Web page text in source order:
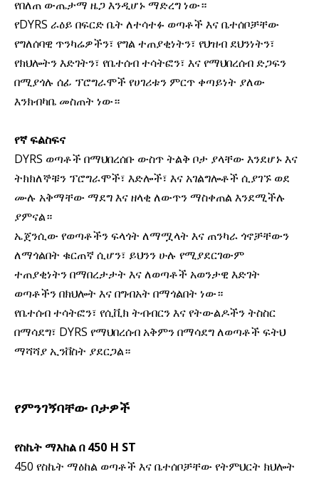
የበለጠ ውጤታማ ዜጋ እንዲሆኑ ማድረግ ነው።
የDYRS ራዕይ በፍርድ ቤት ለተሳተፉ ወጣቶች እና ቤተሰቦቻቸው
የግለሰባዊ ጥንካሬዎችን፣ የግል ተጠያቂነትን፣ የህዝብ ደህንነትን፣
የክህሎትን እድገትን፣ የቤተሰብ ተሳትፎን፣ እና የማህበረሰብ ድጋፍን
በሚያጎሉ ሰፊ ፕሮግራሞች የሀገሪቱን ምርጥ ቀጣይነት ያለው
እንክብካቤ መስጠት ነው።
የኛ ፍልስፍና
DYRS ወጣቶች በማህበረሰቡ ውስጥ ትልቅ ቦታ ያላቸው እንደሆኑ እና
ትክክለኞቹን ፕሮግራሞች፣ እድሎች፣ እና አገልግሎቶች ሲያገኙ ወደ
ሙሉ አቅማቸው ማደግ እና ዘላቂ ለውጥን ማስቀጠል እንደሚችሉ
ያምናል።
ኤጀንሲው የወጣቶችን ፍላጎት ለማሟላት እና ጠንካራ ጎኖቻቸውን
ለማጎልበት ቁርጠኛ ሲሆን፣ ይህንን ሁሉ የሚያደርገውም
ተጠያቂነትን በማበረታታት እና ለወጣቶች አወንታዊ እድገት
ወጣቶችን በክህሎት እና በግብአት በማጎልበት ነው።
የቤተሰብ ተሳትፎን፣ የሲቪክ ትብብርን እና የትውልዶችን ትስስር
በማሳደግ፣ DYRS የማህበረሰብ አቅምን በማሳደግ ለወጣቶች ፍትህ
ማሻሻያ ኢንቨስት ያደርጋል።
የምንገኝባቸው ቦታዎች
የስኬት ማእከል በ 450 H ST
450 የስኬት ማዕከል ወጣቶች እና ቤተሰቦቻቸው የትምህርት ክህሎት